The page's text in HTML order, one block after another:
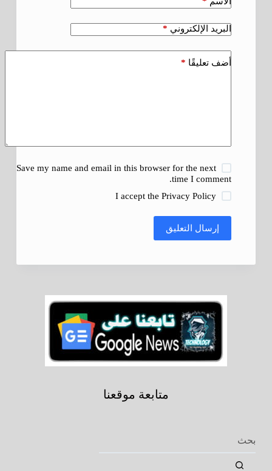
البريد الإلكتروني *
أضف تعليقًا *
Save my name and email in this browser for the next
time I comment.
I accept the Privacy Policy
إرسال التعليق
متابعة موقعنا